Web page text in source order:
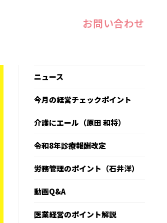
お問い合わせ
ニュース
今月の経営チェックポイント
介護にエール（原田 和将）
令和8年診療報酬改定
労務管理のポイント（石井洋）
動画Q&A
医業経営のポイント解説